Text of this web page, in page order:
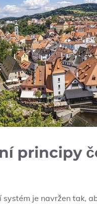
principy
systém je ⁣navržen tak,